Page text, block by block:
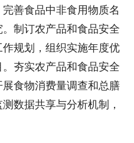
善食品中非食用物质名
制订农产品和食品安全
规划，组织实施年度优
夯实农产品和食品安全
食物消费量调查和总膳
数据共享与分析机制，